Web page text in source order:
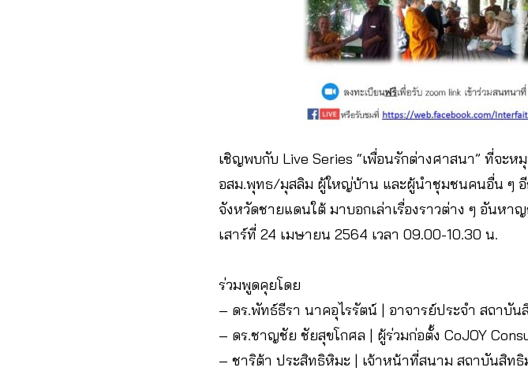
เชิญพบกับ Live Series “เพื่อนรักต่างศาสนา” ที่จ
อสม.พุทธ/มุสลิม ผู้ใหญ่บ้าน และผู้นำชุมชนคนอื่น ๆ
จังหวัดชายแดนใต้ มาบอกเล่าเรื่องราวต่าง ๆ อันห
เสาร์ที่ 24 เมษายน 2564 เวลา 09.00-10.30 น.
ร่วมพูดคุยโดย
– ดร.พัทธ์ธีรา นาคอุไรรัตน์ | อาจารย์ประจำ สถา
– ดร.ชาญชัย ชัยสุขโกศล | ผู้ร่วมก่อตั้ง CoJOY
– ชาริต้า ประสิทธิหิมะ | เจ้าหน้าที่สนาม สถาบันสิ